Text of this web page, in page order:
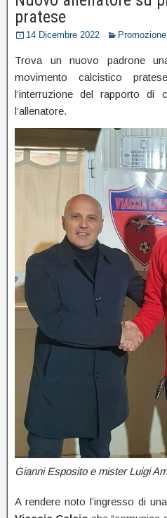
pratese
14 Dicembre 2022 Promozione
Trova un nuovo padrone
movimento calcistico
l’interruzione del rapporto
l’allenatore.
Gianni Esposito e mister Luigi
A rendere noto l’ingresso di